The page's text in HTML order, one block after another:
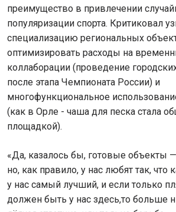
преимущество в привлечении
популяризации спорта. Критиковал
специализацию региональных
оптимизировать расходы на
коллаборации (проведение
после этапа Чемпионата России) и
многофункциональное
(как в Орле - чаша для песка стала
площадкой).
«Да, казалось бы, готовые объекты
но, как правило, у нас любят так,
у нас самый лучший, и если только
должен быть у нас здесь,то больше